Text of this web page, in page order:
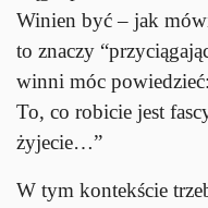
Winien być – jak
to znaczy
winni móc
To, co robicie jest
żyjecie…”
W tym kontekście